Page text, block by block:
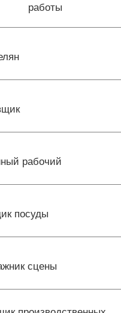
работы
рабочий
посуды
сцены